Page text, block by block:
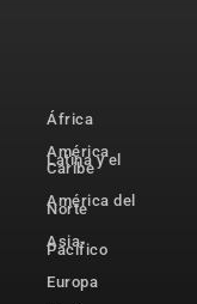
África
América
Latina y el
Caribe
América del
Norte
Asia-
Pacífico
Europa